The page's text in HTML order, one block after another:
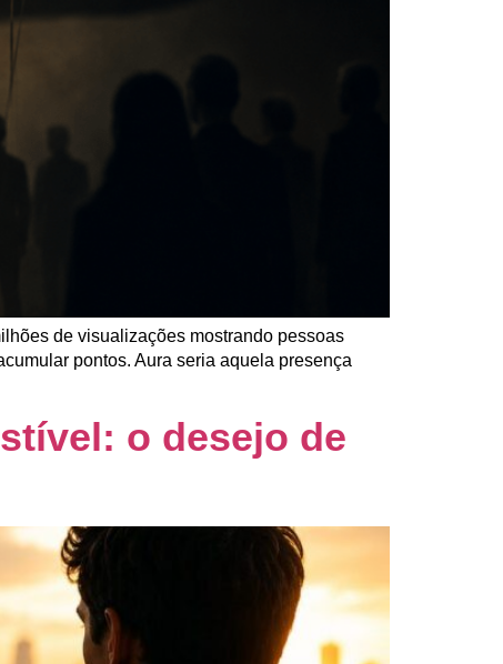
de visualizações mostrando pessoas
pontos. Aura seria aquela presença
o desejo de